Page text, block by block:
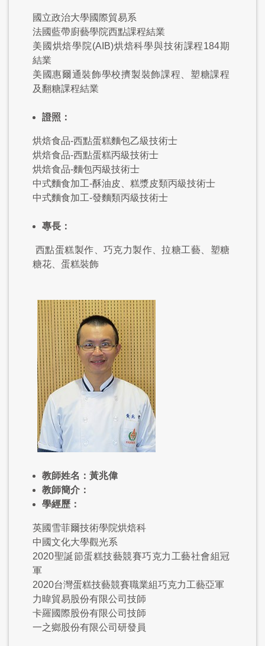
國立政治大學國際貿易系
法國藍帶廚藝學院西點課程結業
美國烘焙學院(AIB)烘焙科學與技術課程184期
結業
美國惠爾通裝飾學校擠製裝飾課程、塑糖課程
及翻糖課程結業
證照：
烘焙食品-西點蛋糕麵包乙級技術士
烘焙食品-西點蛋糕丙級技術士
烘焙食品-麵包丙級技術士
中式麵食加工-酥油皮、糕漿皮類丙級技術士
中式麵食加工-發麵類丙級技術士
專長：
西點蛋糕製作、巧克力製作、拉糖工藝、塑糖
糖花、蛋糕裝飾
教師姓名：黃兆偉
教師簡介：
學經歷：
英國雪菲爾技術學院烘焙科
中國文化大學觀光系
2020聖誕節蛋糕技藝競賽巧克力工藝社會組冠
軍
2020台灣蛋糕技藝競賽職業組巧克力工藝亞軍
力暐貿易股份有限公司技師
卡羅國際股份有限公司技師
一之鄉股份有限公司研發員